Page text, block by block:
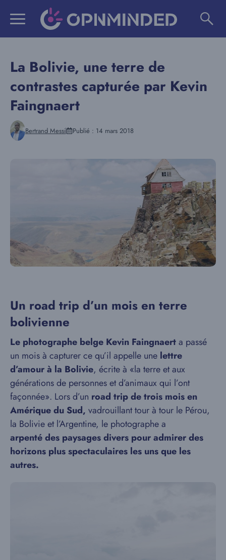
La Bolivie, une terre de
contrastes capturée par Kevin
Faingnaert
Bertrand Messi Publié : 14 mars 2018
Un road trip d’un mois en terre
bolivienne
Le photographe belge Kevin Faingnaerta passé
un mois à capturer ce qu’il appelle une lettre
d’amour à la Bolivie, écrite à «la terre et aux
générations de personnes et d’animaux qui l’ont
façonnée». Lors d’un road trip de trois mois en
Amérique du Sud, vadrouillant tour à tour le Pérou,
la Bolivie et l’Argentine, le photographe a
arpenté des paysages divers pour admirer des
horizons plus spectaculaires les uns que les
autres.